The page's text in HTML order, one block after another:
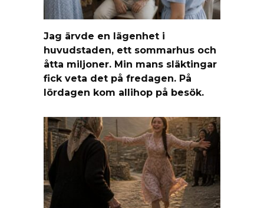
Jag ärvde en lägenhet i
huvudstaden, ett sommarhus och
åtta miljoner. Min mans släktingar
fick veta det på fredagen. På
lördagen kom allihop på besök.